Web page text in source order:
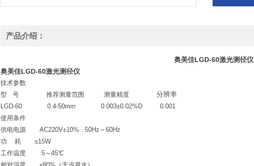
产品介绍：
奥美佳LGD-60激光测径仪
奥美佳LGD-60激光测径仪
技术参数
型 号 推荐测量范围 测量精度 分辨率
LGD-60 0.4-50mm 0.003±0.02%D
0.001
使用条件
供电电源 AC220V±10% 50Hz～60Hz
功 耗 ≤15W
工作温度 5～45℃